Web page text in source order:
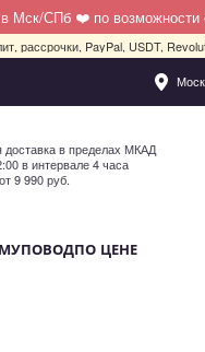
Мск/СПб ❤️ по возможности
рассрочки, PayPal, USDT,
Санкт-
доставка в пределах МКАД
в интервале 4 часа
9 990 руб.
ПОВОДПО ЦЕНЕ